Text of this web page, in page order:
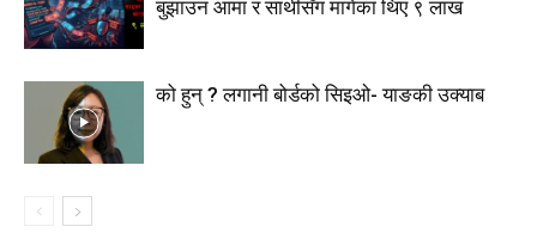
बुझाउन आमा र साथीसँग मागेका थिए ९ लाख
को हुन् ? लगानी बोर्डको सिइओ- याङकी उक्याब